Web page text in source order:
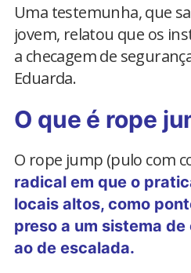
Uma testemunha, que
jovem, relatou que os
a checagem de
Eduarda.
O que é rope
O rope jump (pulo com
radical em que o
locais altos, como
preso a um sistema
ao de escalada.